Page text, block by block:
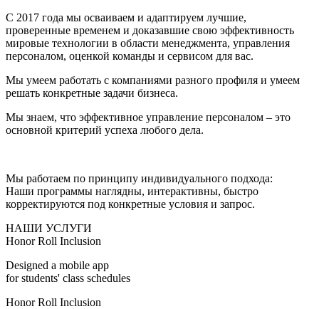
С 2017 года мы осваиваем и адаптируем лучшие,
проверенные временем и доказавшие свою эффективность
мировые технологии в области менеджмента, управления
персоналом, оценкой команды и сервисом для вас.
Мы умеем работать с компаниями разного профиля и умеем
решать конкретные задачи бизнеса.
Мы знаем, что эффективное управление персоналом – это
основной критерий успеха любого дела.
Мы работаем по принципу индивидуального подхода:
Наши программы наглядны, интерактивны, быстро
корректируются под конкретные условия и запрос.
НАШИ УСЛУГИ
Honor Roll Inclusion
Designed a mobile app
for students' class schedules
Honor Roll Inclusion